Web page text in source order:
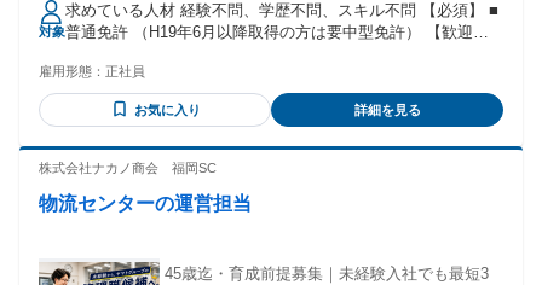
間を超えた勤務時間については別途残業代を支給する 【一律
手当】 全員に一律で支払われる通勤・皆勤・家族手当金額：
なし 全員に一律で支払われるその他手当金額：なし ※経験考
対象
求めている人材 経験不問、学歴不問、スキル不問 【必須】 ■
普通免許 （H19年6月以降取得の方は要中型免許） 【歓迎】 ■
も積極採用中！ もちろん、 軽貨物運送業、タクシー運転手
宅配、ルート営業などなど ドライバーの経験者は大歓迎で
雇用形態： 正社員
お気に入り 詳細を見る
株式会社ナカノ商会 福岡SC
物流センターの運営担当
45歳迄・育成前提募集｜未経験入社でも最短3